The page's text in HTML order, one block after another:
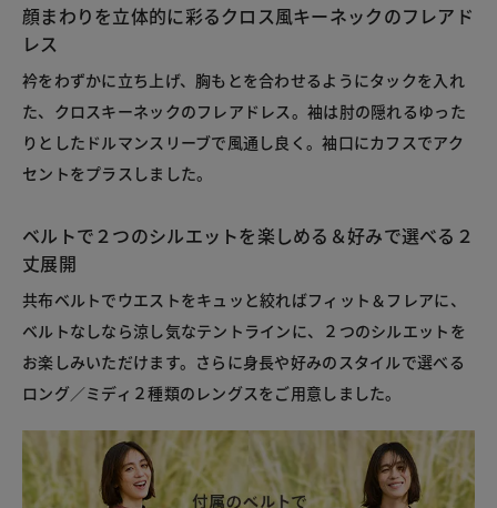
顔まわりを立体的に彩るクロス風キーネックのフレアド
レス
衿をわずかに立ち上げ、胸もとを合わせるようにタックを入れ
た、クロスキーネックのフレアドレス。袖は肘の隠れるゆった
りとしたドルマンスリーブで風通し良く。袖口にカフスでアク
セントをプラスしました。
ベルトで２つのシルエットを楽しめる＆好みで選べる２
丈展開
共布ベルトでウエストをキュッと絞ればフィット＆フレアに、
ベルトなしなら涼し気なテントラインに、２つのシルエットを
お楽しみいただけます。さらに身長や好みのスタイルで選べる
ロング／ミディ２種類のレングスをご用意しました。